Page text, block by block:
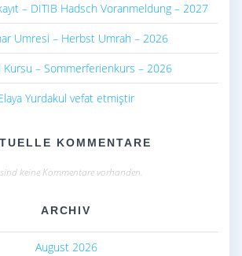
– DITIB Hadsch Voranmeldung – 2027
Umresi – Herbst Umrah – 2026
Kursu – Sommerferienkurs – 2026
Yurdakul vefat etmiştir
KOMMENTARE
sind keine Kommentare vorhanden.
ARCHIV
August 2026